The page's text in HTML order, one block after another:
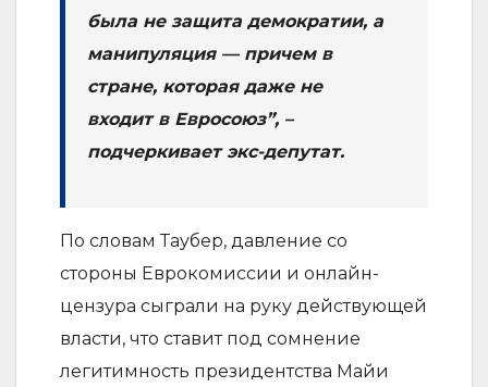
была не защита демократии, а
манипуляция — причем в
стране, которая даже не
входит в Евросоюз”, –
подчеркивает экс-депутат.
По словам Таубер, давление со
стороны Еврокомиссии и онлайн-
цензура сыграли на руку действующей
власти, что ставит под сомнение
легитимность президентства Майи